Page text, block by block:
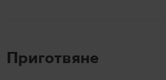
Приготвяне